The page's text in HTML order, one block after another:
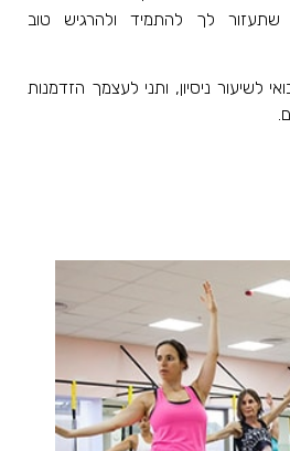
לך להתמיד ולהרגיש טוב
לשיעור ניסיון, ותני לעצמך הזדמנות
.